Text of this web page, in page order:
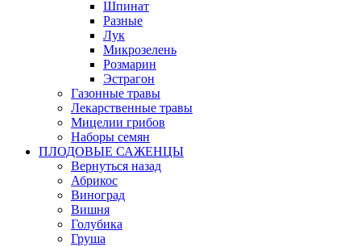
Шпинат
Разные
Лук
Микрозелень
Розмарин
Эстрагон
Газонные травы
Лекарственные травы
Мицелии грибов
Наборы семян
ПЛОДОВЫЕ САЖЕНЦЫ
Вернуться назад
Абрикос
Виноград
Вишня
Голубика
Груша